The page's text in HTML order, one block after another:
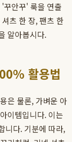
꾸안꾸' 룩을 연출
츠 한 장, 팬츠 한
알아봅시다.
활용법
은 물론, 가벼운 아
이템입니다. 이는
니다. 기분에 따라,